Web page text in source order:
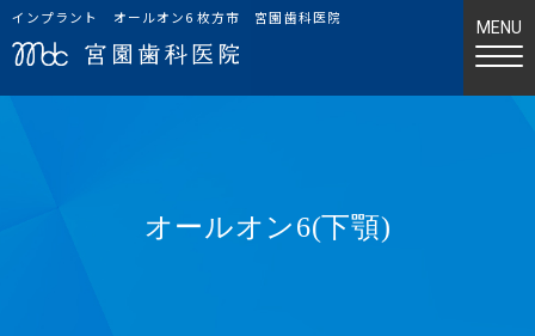
インプラント オールオン6 枚方市 宮園歯科医院
オールオン6(下顎)